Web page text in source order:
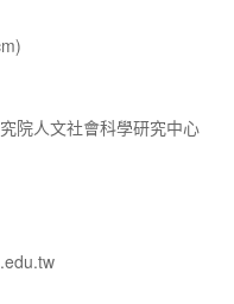
院人文社會科學研究中心